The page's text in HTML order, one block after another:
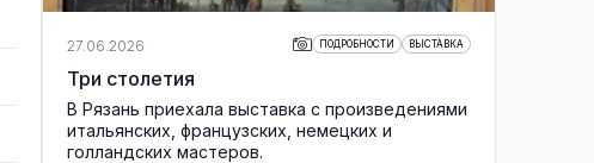
27.06.2026 ПОДРОБНОСТИ ВЫСТАВКА
Три столетия
В Рязань приехала выставка с произведениями
итальянских, французских, немецких и
голландских мастеров.